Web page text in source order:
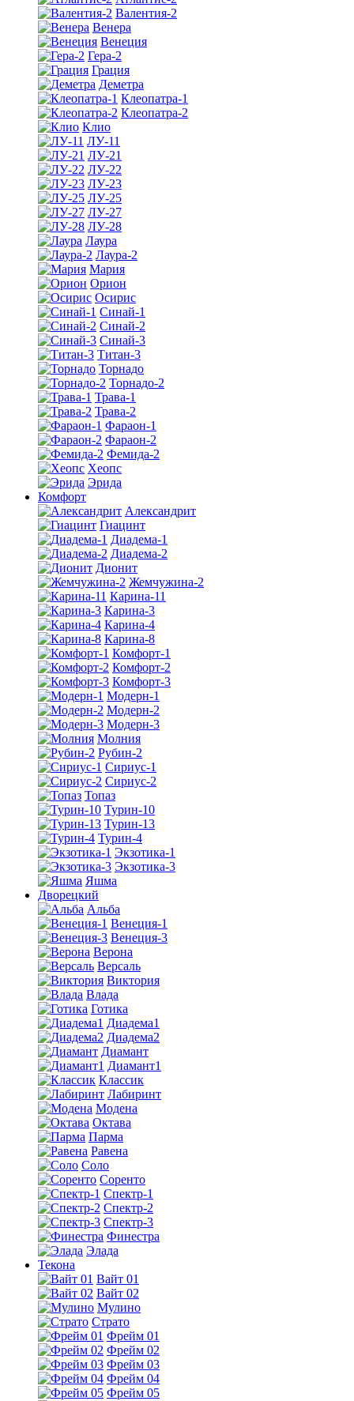
Валентия-2
Венера
Венеция
Гера-2
Грация
Деметра
Клеопатра-1
Клеопатра-2
Клио
ЛУ-11
ЛУ-21
ЛУ-22
ЛУ-23
ЛУ-25
ЛУ-27
ЛУ-28
Лаура
Лаура-2
Мария
Орион
Осирис
Синай-1
Синай-2
Синай-3
Титан-3
Торнадо
Торнадо-2
Трава-1
Трава-2
Фараон-1
Фараон-2
Фемида-2
Хеопс
Эрида
Комфорт
Алекcандрит
Гиацинт
Диадема-1
Диадема-2
Дионит
Жемчужина-2
Карина-11
Карина-3
Карина-4
Карина-8
Комфорт-1
Комфорт-2
Комфорт-3
Модерн-1
Модерн-2
Модерн-3
Молния
Рубин-2
Сириус-1
Сириус-2
Топаз
Турин-10
Турин-13
Турин-4
Экзотика-1
Экзотика-3
Яшма
Дворецкий
Альба
Венеция-1
Венеция-3
Верона
Версаль
Виктория
Влада
Готика
Диадема1
Диадема2
Диамант
Диамант1
Классик
Лабиринт
Модена
Октава
Парма
Равена
Соло
Соренто
Спектр-1
Спектр-2
Спектр-3
Финестра
Элада
Текона
Вайт 01
Вайт 02
Мулино
Страто
Фрейм 01
Фрейм 02
Фрейм 03
Фрейм 04
Фрейм 05